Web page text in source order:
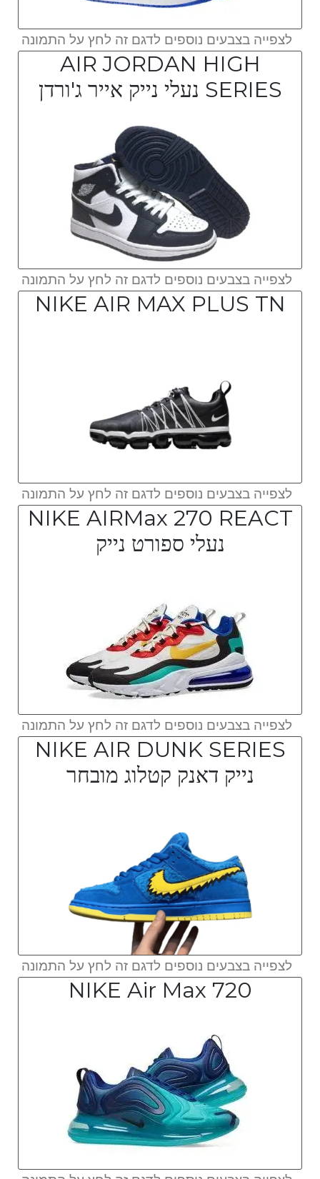
לצפייה בצבעים נוספים לדגם זה לחץ על התמונה
AIR JORDAN HIGH
SERIES נעלי נייק אייר ג'ורדן
לצפייה בצבעים נוספים לדגם זה לחץ על התמונה
NIKE AIR MAX PLUS TN
לצפייה בצבעים נוספים לדגם זה לחץ על התמונה
NIKE AIRMax 270 REACT
נעלי ספורט נייק
לצפייה בצבעים נוספים לדגם זה לחץ על התמונה
NIKE AIR DUNK SERIES
נייק דאנק קטלוג מובחר
לצפייה בצבעים נוספים לדגם זה לחץ על התמונה
NIKE Air Max 720